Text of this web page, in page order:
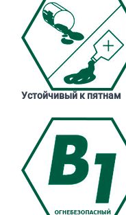
Устойчивый к пятнам